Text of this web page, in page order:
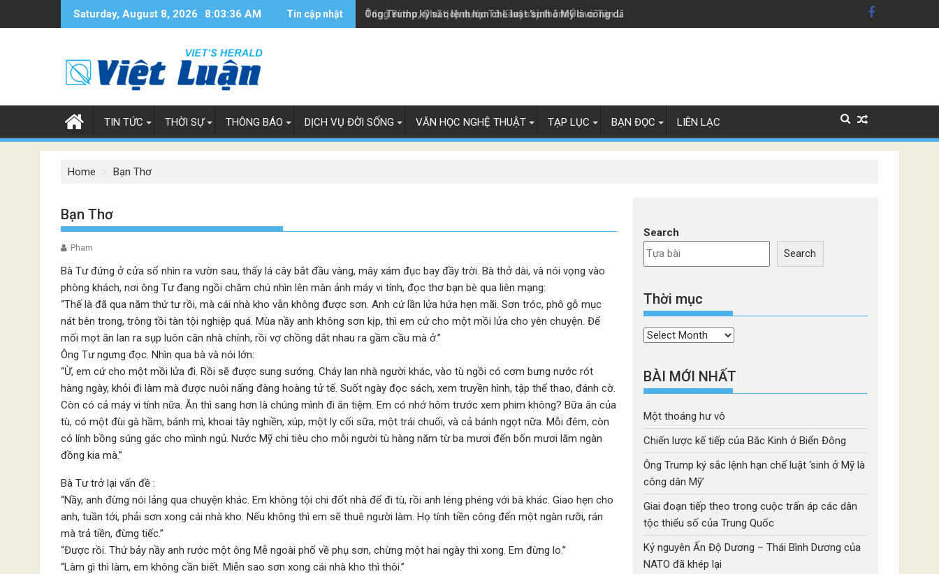
Saturday, August 8, 2026 8:03:37 AM Tin cập nhật Ông Trump ký sắc lệnh hạn chế luật 'sinh ở Mỹ là công dân Mỹ'
Tổng Bí thư, Chủ tịch nước Tô Lâm sắp thăm Úc và Tân Lây Lan
TIN TỨC THỜI SỰ THÔNG BÁO DỊCH VỤ ĐỜI SỐNG VĂN HỌC NGHỆ THUẬT TẠP LỤC BẠN ĐỌC LIÊN LẠC
Home Bạn Thơ
Bạn Thơ
Pham
Bà Tư đứng ở cửa sổ nhìn ra vườn sau, thấy lá cây bắt đầu vàng, mây xám đục bay đầy trời. Bà thở dài, và nói vọng vào
phòng khách, nơi ông Tư đang ngồi chăm chú nhìn lên màn ảnh máy vi tính, đọc thơ bạn bè qua liên mạng:
“Thế là đã qua năm thứ tư rồi, mà cái nhà kho vẫn không được sơn. Anh cứ lần lửa hứa hẹn mãi. Sơn tróc, phô gỗ mục
nát bên trong, trông tồi tàn tội nghiệp quá. Mùa nầy anh không sơn kịp, thì em cứ cho một mồi lửa cho yên chuyện. Để
mối mọt ăn lan ra sụp luôn căn nhà chính, rồi vợ chồng dắt nhau ra gầm cầu mà ở.”
Ông Tư ngưng đọc. Nhìn qua bà và nói lớn:
“Ừ, em cứ cho một mồi lửa đi. Rồi sẽ được sung sướng. Cháy lan nhà người khác, vào tù ngồi có cơm bưng nước rót
hàng ngày, khỏi đi làm mà được nuôi nấng đàng hoàng tử tế. Suốt ngày đọc sách, xem truyền hình, tập thể thao, đánh cờ.
Còn có cả máy vi tính nữa. Ăn thì sang hơn là chúng mình đi ăn tiệm. Em có nhớ hôm trước xem phim không? Bữa ăn của
tù, có một đùi gà hầm, bánh mì, khoai tây nghiền, xúp, một ly cối sữa, một trái chuối, và cả bánh ngọt nữa. Mỗi đêm, còn
có lính bồng súng gác cho mình ngủ. Nước Mỹ chi tiêu cho mỗi người tù hàng năm từ ba mươi đến bốn mươi lăm ngàn
đồng kia mà.”
Bà Tư trở lại vấn đề :
“Nầy, anh đừng nói lảng qua chuyện khác. Em không tội chi đốt nhà để đi tù, rồi anh léng phéng với bà khác. Giao hẹn cho
anh, tuần tới, phải sơn xong cái nhà kho. Nếu không thì em sẽ thuê người làm. Họ tính tiền công đến một ngàn rưỡi, rán
mà trả tiền, đừng tiếc.”
“Được rồi. Thứ bảy nầy anh rước một ông Mễ ngoài phố về phụ sơn, chừng một hai ngày thì xong. Em đừng lo.”
“Làm gì thì làm, em không cần biết. Miễn sao sơn xong cái nhà kho thì thôi.”
Search
Search
Thời mục
Thời
BÀI MỚI NHẤT
Một thoáng hư vô
Chiến lược kế tiếp của Bắc Kinh ở Biển Đông
Ông Trump ký sắc lệnh hạn chế luật ‘sinh ở Mỹ là
công dân Mỹ’
Giai đoạn tiếp theo trong cuộc trấn áp các dân
tộc thiểu số của Trung Quốc
Kỷ nguyên Ấn Độ Dương – Thái Bình Dương của
NATO đã khép lại